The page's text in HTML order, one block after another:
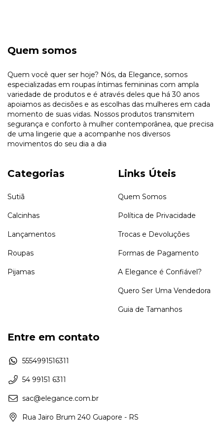
Quem somos
Quem você quer ser hoje? Nós, da Elegance, somos
especializadas em roupas íntimas femininas com ampla
variedade de produtos e é através deles que há 30 anos
apoiamos as decisões e as escolhas das mulheres em cada
momento de suas vidas. Nossos produtos transmitem
segurança e conforto à mulher contemporânea, que precisa
de uma lingerie que a acompanhe nos diversos
movimentos do seu dia a dia
Categorias
Sutiã
Calcinhas
Lançamentos
Roupas
Pijamas
Links Úteis
Quem Somos
Política de Privacidade
Trocas e Devoluções
Formas de Pagamento
A Elegance é Confiável?
Quero Ser Uma Vendedora
Guia de Tamanhos
Entre em contato
5554991516311
54 99151 6311
sac@elegance.com.br
Rua Jairo Brum 240 Guapore - RS